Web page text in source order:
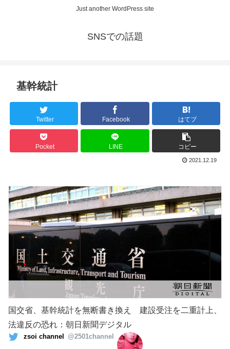
Just another WordPress site
SNSでの話題
基幹統計
Twitter Facebook はてブ
Pocket LINE コピー
2021.12.19
国交省、基幹統計を無断書き換え 建設受注を二重計上、
法違反の恐れ：朝日新聞デジタル
zsoi channel @2501channel